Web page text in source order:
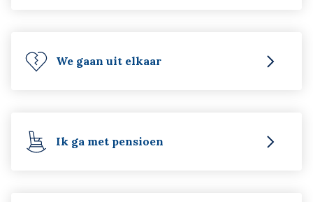
We gaan uit elkaar
Ik ga met pensioen